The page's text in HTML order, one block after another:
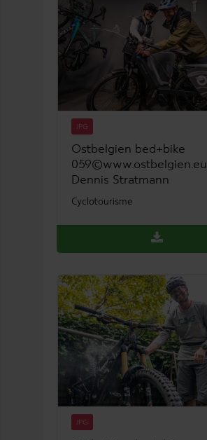
JPG
Ostbelgien bed+bike
059©www.ostbelgien.eu
Dennis Stratmann
Cyclotourisme
JPG